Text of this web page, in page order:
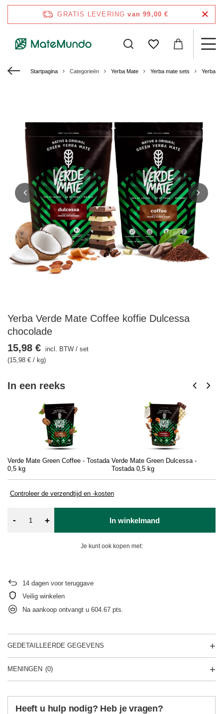
GRATIS LEVERING van 99,00 €
Startpagina Categorieën Yerba Mate Yerba mate sets Yerba
Yerba Verde Mate Coffee koffie Dulcessa
chocolade
In een reeks
Verde Mate Green Coffee - Tostada
0,5 kg
Verde Mate Green Dulcessa -
Tostada 0,5 kg
Controleer de verzendtijd en -kosten
15,98 € incl. BTW / set
(15,98 € / kg)
- + In winkelmand
Je kunt ook kopen met:
14 dagen voor teruggave
Veilig winkelen
Na aankoop ontvangt u 604.67 pts.
GEDETAILLEERDE GEGEVENS
MENINGEN (0)
Heeft u hulp nodig? Heb je vragen?